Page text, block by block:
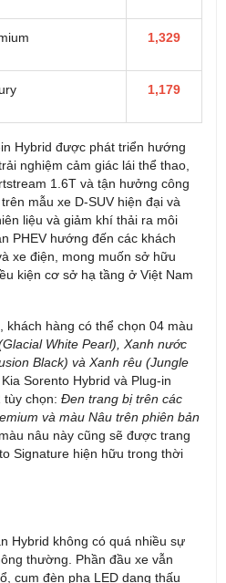
1,329
1,179
Hybrid được phát triển hướng
nghiệm cảm giác lái thể thao,
1.6T và tận hưởng công
mẫu xe D-SUV hiện đại và
liệu và giảm khí thải ra môi
PHEV hướng đến các khách
xe điện, mong muốn sở hữu
kiện cơ sở hạ tầng ở Việt Nam
khách hàng có thể chọn 04 màu
White Pearl), Xanh nước
Black) và Xanh rêu (Jungle
Sorento Hybrid và Plug-in
tùy chọn: Đen trang bị trên các
và màu Nâu trên phiên bản
nâu này cũng sẽ được trang
Signature hiện hữu trong thời
Hybrid không có quá nhiều sự
thường. Phần đầu xe vẫn
cụm đèn pha LED dạng thấu